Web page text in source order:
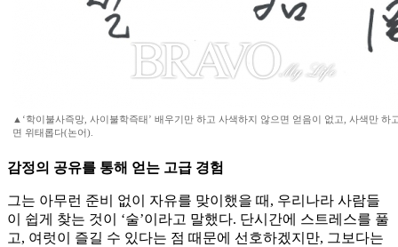
▲‘학이불사즉망, 사이불학즉태’ 배우기만 하고 사색하지 않으면 얻음이 없고, 사색만 하
면 위태롭다(논어).
감정의 공유를 통해 얻는 고급 경험
그는 아무런 준비 없이 자유를 맞이했을 때, 우리나라 사람들
이 쉽게 찾는 것이 ‘술’이라고 말했다. 단시간에 스트레스를 풀
고, 여럿이 즐길 수 있다는 점 때문에 선호하겠지만, 그보다는